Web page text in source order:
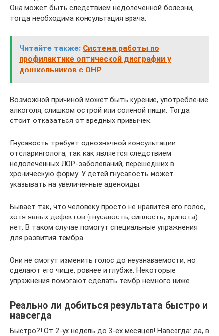
Она может быть следствием недолеченной болезни,
тогда необходима консультация врача.
Читайте также: Система работы по
профилактике оптической дисграфии у
дошкольников с ОНР
Возможной причиной может быть курение, употребление
алкоголя, слишком острой или соленой пищи. Тогда
стоит отказаться от вредных привычек.
Гнусавость требует однозначной консультации
отоларинголога, так как является следствием
недолеченных ЛОР-заболеваний, перешедших в
хроническую форму. У детей гнусавость может
указывать на увеличенные аденоиды.
Бывает так, что человеку просто не нравится его голос,
хотя явных дефектов (гнусавость, сиплость, хрипота)
нет. В таком случае помогут специальные упражнения
для развития тембра.
Они не смогут изменить голос до неузнаваемости, но
сделают его чище, ровнее и глубже. Некоторые
упражнения помогают сделать тембр немного ниже.
Реально ли добиться результата быстро и
навсегда
Быстро?! От 2-ух недель до 3-ех месяцев! Навсегда: да, в